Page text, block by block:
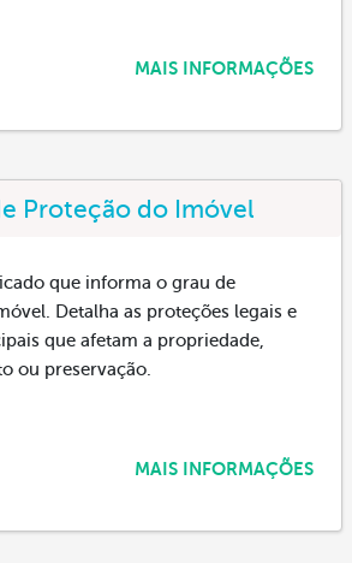
MAIS INFORMAÇÕES
Proteção do Imóvel
que informa o grau de
Detalha as proteções legais e
que afetam a propriedade,
ou preservação.
MAIS INFORMAÇÕES